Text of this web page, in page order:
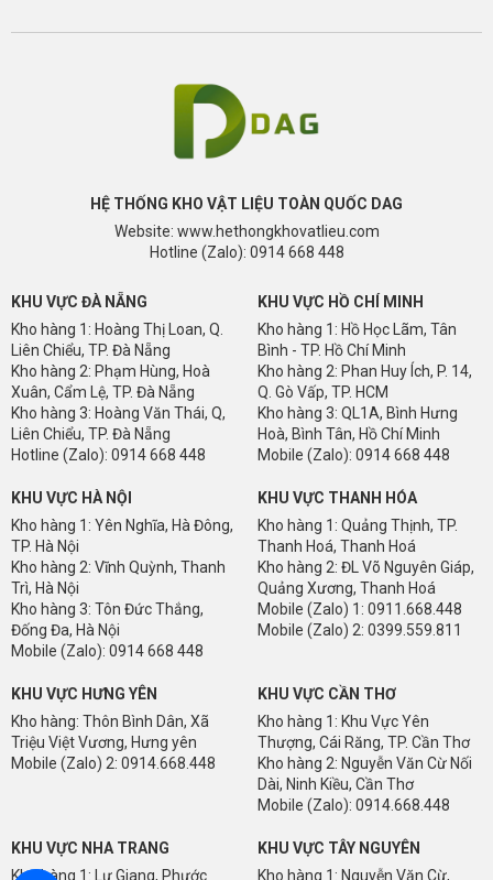
HÌNH ẢNH MẪU THẢM GẠCH TẤM VUÔNG CTO-DKD82
DKD8221 DKD822
HỆ THỐNG KHO VẬT LIỆU TOÀN QUỐC DAG
Website: www.hethongkhovatlieu.com
Hotline (Zalo): 0914 668 448
KHU VỰC ĐÀ NẴNG
Kho hàng 1: Hoàng Thị Loan, Q.
Liên Chiểu, TP. Đà Nẵng
Kho hàng 2: Phạm Hùng, Hoà
Xuân, Cẩm Lệ, TP. Đà Nẵng
Kho hàng 3: Hoàng Văn Thái, Q,
Liên Chiểu, TP. Đà Nẵng
Hotline (Zalo): 0914 668 448
KHU VỰC HỒ CHÍ MINH
Kho hàng 1: Hồ Học Lãm, Tân
Bình - TP. Hồ Chí Minh
Kho hàng 2: Phan Huy Ích, P. 14,
Q. Gò Vấp, TP. HCM
Kho hàng 3: QL1A, Bình Hưng
Hoà, Bình Tân, Hồ Chí Minh
Mobile (Zalo): 0914 668 448
KHU VỰC HÀ NỘI
Kho hàng 1: Yên Nghĩa, Hà Đông,
TP. Hà Nội
Kho hàng 2: Vĩnh Quỳnh, Thanh
Trì, Hà Nội
Kho hàng 3: Tôn Đức Thắng,
Đống Đa, Hà Nội
Mobile (Zalo): 0914 668 448
KHU VỰC THANH HÓA
Kho hàng 1: Quảng Thịnh, TP.
Thanh Hoá, Thanh Hoá
Kho hàng 2: ĐL Võ Nguyên Giáp,
Quảng Xương, Thanh Hoá
Mobile (Zalo) 1: 0911.668.448
Mobile (Zalo) 2: 0399.559.811
KHU VỰC HƯNG YÊN
Kho hàng: Thôn Bình Dân, Xã
Triệu Việt Vương, Hưng yên
Mobile (Zalo) 2: 0914.668.448
KHU VỰC CẦN THƠ
Kho hàng 1: Khu Vực Yên
Thượng, Cái Răng, TP. Cần Thơ
Kho hàng 2: Nguyễn Văn Cừ Nối
Dài, Ninh Kiều, Cần Thơ
Mobile (Zalo): 0914.668.448
KHU VỰC NHA TRANG
Kho hàng 1: Lư Giang, Phước
KHU VỰC TÂY NGUYÊN
Kho hàng 1: Nguyễn Văn Cừ,